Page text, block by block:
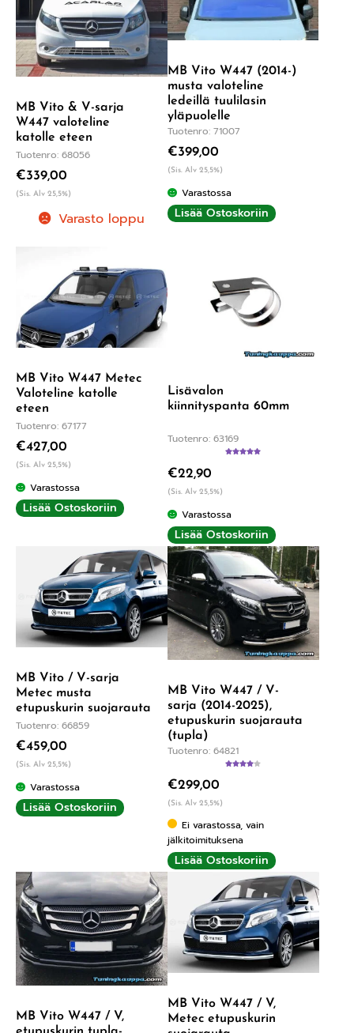
MB Vito & V-sarja
W447 valoteline
katolle eteen
Tuotenro: 68056
€339,00
(Sis. Alv 25,5%)
Varasto loppu
MB Vito W447 (2014-)
musta valoteline
ledeillä tuulilasin
yläpuolelle
Tuotenro: 71007
€399,00
(Sis. Alv 25,5%)
Varastossa
Lisää Ostoskoriin
MB Vito W447 Metec
Valoteline katolle
eteen
Tuotenro: 67177
€427,00
(Sis. Alv 25,5%)
Varastossa
Lisää Ostoskoriin
Lisävalon
kiinnityspanta 60mm
Tuotenro: 63169
€22,90
(Sis. Alv 25,5%)
Varastossa
Lisää Ostoskoriin
MB Vito / V-sarja
Metec musta
etupuskurin suojarauta
Tuotenro: 66859
€459,00
(Sis. Alv 25,5%)
Varastossa
Lisää Ostoskoriin
MB Vito W447 / V-
sarja (2014-2025),
etupuskurin suojarauta
(tupla)
Tuotenro: 64821
€299,00
(Sis. Alv 25,5%)
Ei varastossa, vain
jälkitoimituksena
Lisää Ostoskoriin
MB Vito W447 / V,
MB Vito W447 / V,
Metec etupuskurin